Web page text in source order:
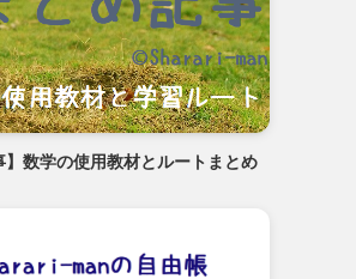
】数学の使用教材とルートまとめ